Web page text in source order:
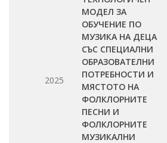
2025
МОДЕЛ ЗА
ОБУЧЕНИЕ ПО
МУЗИКА НА ДЕЦА
СЪС СПЕЦИАЛНИ
ОБРАЗОВАТЕЛНИ
ПОТРЕБНОСТИ И
МЯСТОТО НА
ФОЛКЛОРНИТЕ
ПЕСНИ И
ФОЛКЛОРНИТЕ
МУЗИКАЛНИ